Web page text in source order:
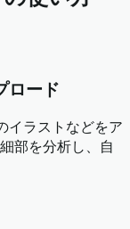
ロード
イラストなどをア
部を分析し、自